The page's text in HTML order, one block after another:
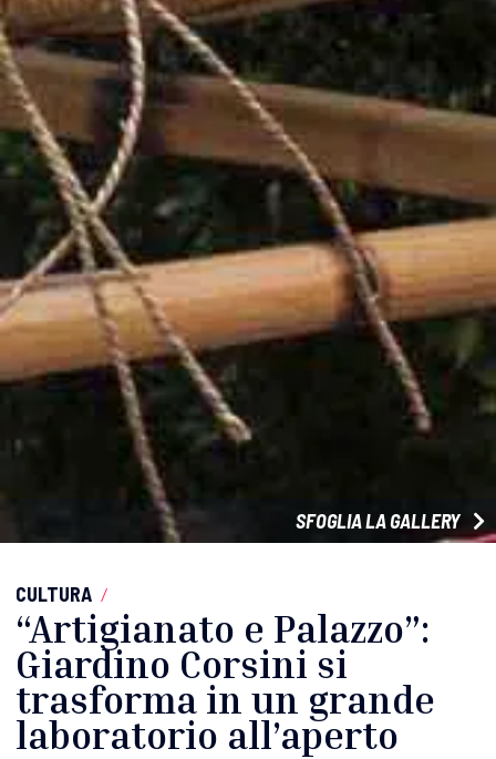
SFOGLIA LA GALLERY
CULTURA /
“Artigianato e Palazzo”:
Giardino Corsini si
trasforma in un grande
laboratorio all’aperto